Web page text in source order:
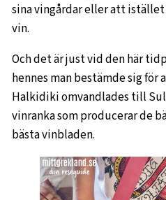
sina vingårdar eller att
vin.
Och det är just vid den här
hennes man bestämde sig för
Halkidiki omvandlades till
vinranka som producerar de
bästa vinbladen.